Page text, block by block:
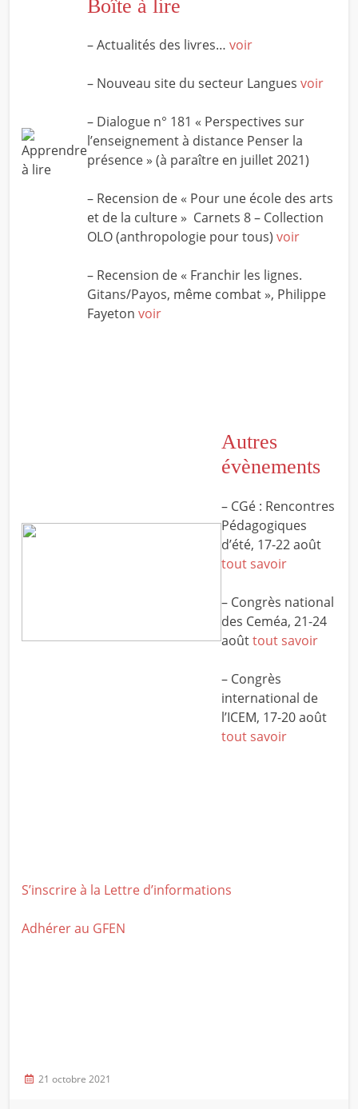
Boîte à lire
– Actualités des livres… voir
– Nouveau site du secteur Langues voir
– Dialogue n° 181 « Perspectives sur
l’enseignement à distance Penser la
présence » (à paraître en juillet 2021)
– Recension de « Pour une école des arts
et de la culture » Carnets 8 – Collection
OLO (anthropologie pour tous) voir
– Recension de « Franchir les lignes.
Gitans/Payos, même combat », Philippe
Fayeton voir
Autres
évènements
– CGé : Rencontres
Pédagogiques
d’été, 17-22 août
tout savoir
– Congrès national
des Ceméa, 21-24
aoûttout savoir
– Congrès
international de
l’ICEM, 17-20 août
tout savoir
S’inscrire à la Lettre d’informations
Adhérer au GFEN
21 octobre 2021